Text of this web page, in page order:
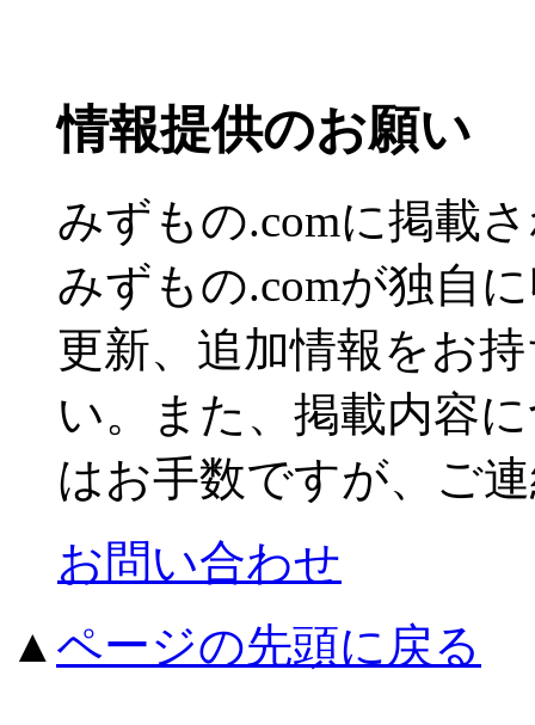
情報提供のお願い
みずもの.comに掲載
みずもの.comが独自
更新、追加情報をお
い。また、掲載内容
はお手数ですが、ご
お問い合わせ
▲ ページの先頭に戻る